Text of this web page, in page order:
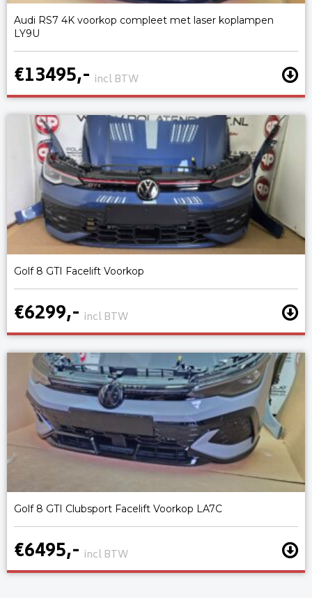
Audi RS7 4K voorkop compleet met laser koplampen
LY9U
€13495,- incl BTW
Golf 8 GTI Facelift Voorkop
€6299,- incl BTW
Golf 8 GTI Clubsport Facelift Voorkop LA7C
€6495,- incl BTW